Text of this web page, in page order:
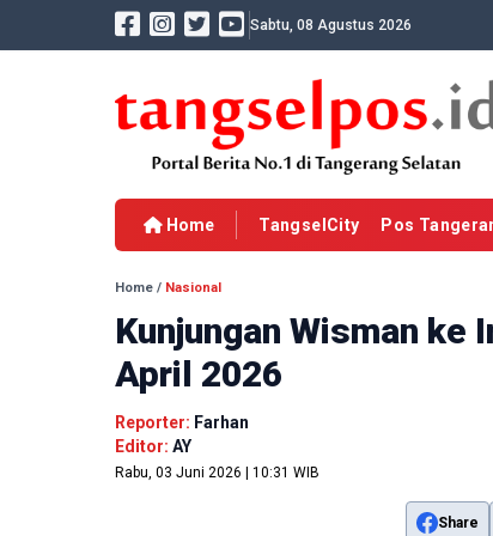
Sabtu, 08 Agustus 2026
Home TangselCity Pos
Home / Nasional
Kunjungan Wisman ke
April 2026
Reporter: Farhan
Editor: AY
Rabu, 03 Juni 2026 | 10:31 WIB
Share